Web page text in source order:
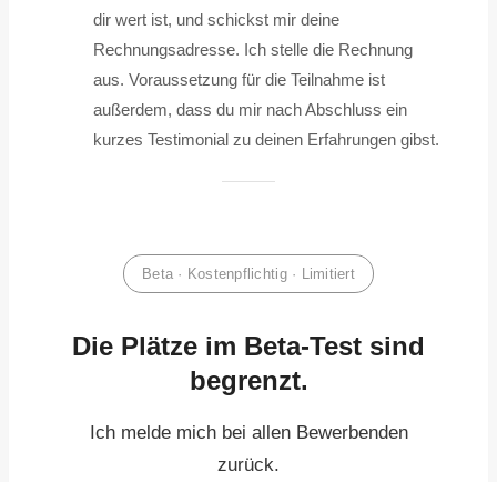
dir wert ist, und schickst mir deine
Rechnungsadresse. Ich stelle die Rechnung
aus. Voraussetzung für die Teilnahme ist
außerdem, dass du mir nach Abschluss ein
kurzes Testimonial zu deinen Erfahrungen gibst.
Beta · Kostenpflichtig · Limitiert
Die Plätze im Beta-Test sind
begrenzt.
Ich melde mich bei allen Bewerbenden
zurück.